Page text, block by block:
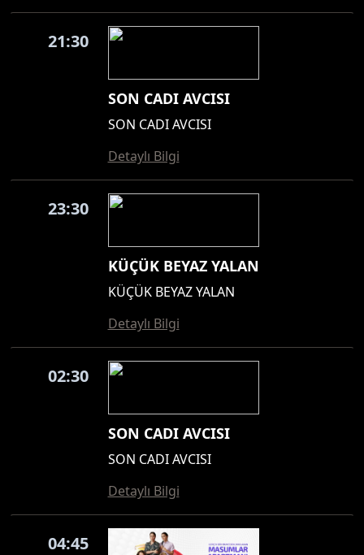
21:30
SON CADI AVCISI
SON CADI AVCISI
Detaylı Bilgi
23:30
KÜÇÜK BEYAZ YALAN
KÜÇÜK BEYAZ YALAN
Detaylı Bilgi
02:30
SON CADI AVCISI
SON CADI AVCISI
Detaylı Bilgi
04:45